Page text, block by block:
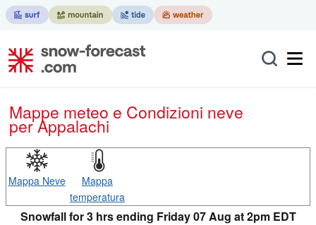
Mappe meteo e Condizioni neve
per Appalachi
Mappa Neve
Mappa
temperatura
Snowfall for 3 hrs ending Friday 07 Aug at 2pm EDT